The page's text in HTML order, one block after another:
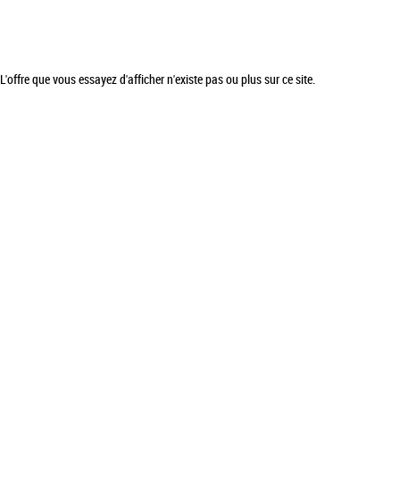
L'offre que vous essayez d'afficher n'existe pas ou plus sur ce site.